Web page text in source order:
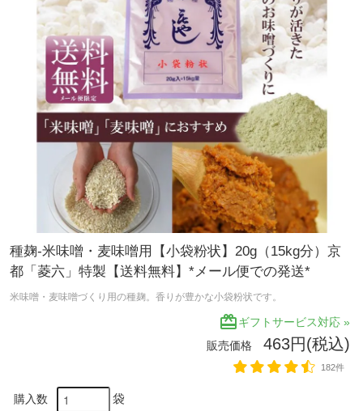
種麹-米味噌・麦味噌用【小袋粉状】20g（15kg分）京
都「菱六」特製【送料無料】*メール便での発送*
米味噌・麦味噌づくり用の種麹。香りが豊かな小袋粉状です。
redeemギフトサービス対応 »
販売価格463円(税込)
182件
購入数 袋